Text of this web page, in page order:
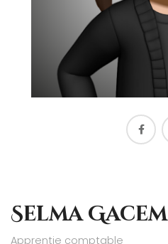
Selma Gacem
Apprentie comptable